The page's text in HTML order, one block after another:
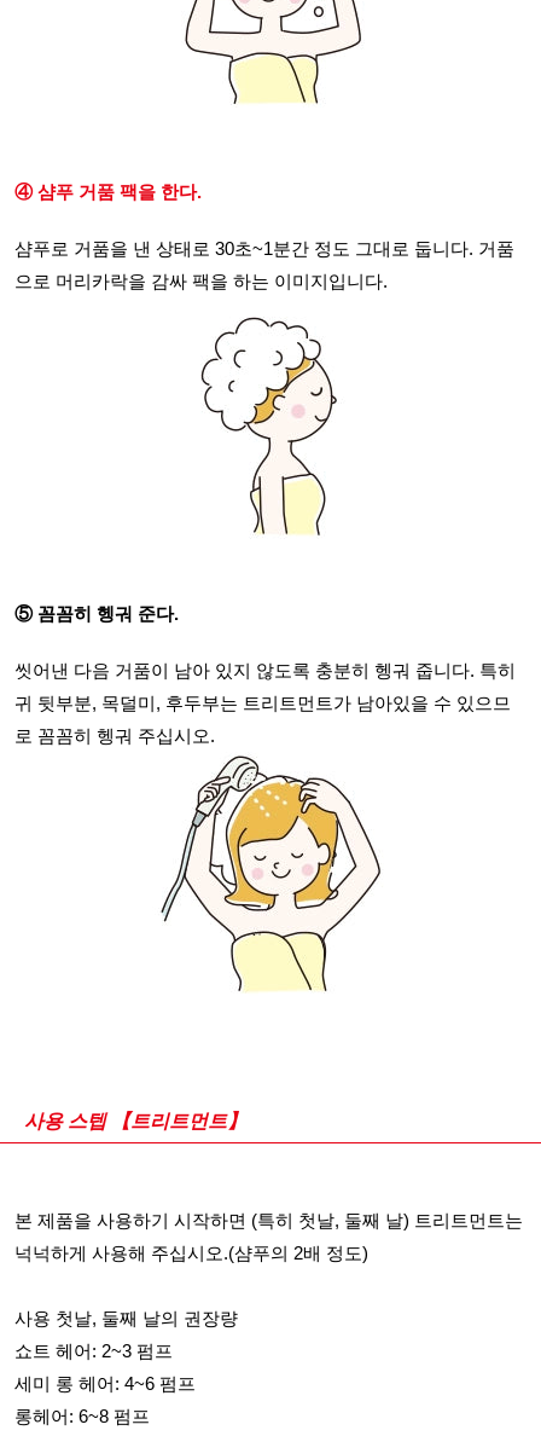
④ 샴푸 거품 팩을 한다.
샴푸로 거품을 낸 상태로 30초~1분간 정도 그대로 둡니다. 거품
으로 머리카락을 감싸 팩을 하는 이미지입니다.
⑤ 꼼꼼히 헹궈 준다.
씻어낸 다음 거품이 남아 있지 않도록 충분히 헹궈 줍니다. 특히
귀 뒷부분, 목덜미, 후두부는 트리트먼트가 남아있을 수 있으므
로 꼼꼼히 헹궈 주십시오.
사용 스텝 【트리트먼트】
본 제품을 사용하기 시작하면 (특히 첫날, 둘째 날) 트리트먼트는
넉넉하게 사용해 주십시오.(샴푸의 2배 정도)
사용 첫날, 둘째 날의 권장량
쇼트 헤어: 2~3 펌프
세미 롱 헤어: 4~6 펌프
롱헤어: 6~8 펌프